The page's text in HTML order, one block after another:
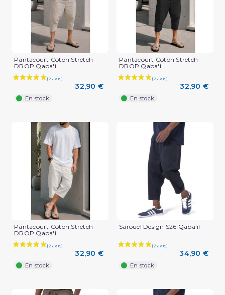
Pantacourt Coton Stretch
DROP Qaba'il
32,90 €
En stock
Pantacourt Coton Stretch
DROP Qaba'il
32,90 €
En stock
Pantacourt Coton Stretch
DROP Qaba'il
32,90 €
En stock
Sarouel Design S26 Qaba'il
34,90 €
En stock